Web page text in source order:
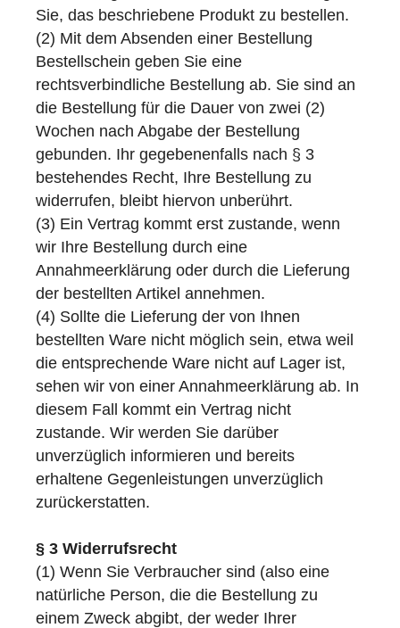
Sie, das beschriebene Produkt zu bestellen.
(2) Mit dem Absenden einer Bestellung
Bestellschein geben Sie eine
rechtsverbindliche Bestellung ab. Sie sind an
die Bestellung für die Dauer von zwei (2)
Wochen nach Abgabe der Bestellung
gebunden. Ihr gegebenenfalls nach § 3
bestehendes Recht, Ihre Bestellung zu
widerrufen, bleibt hiervon unberührt.
(3) Ein Vertrag kommt erst zustande, wenn
wir Ihre Bestellung durch eine
Annahmeerklärung oder durch die Lieferung
der bestellten Artikel annehmen.
(4) Sollte die Lieferung der von Ihnen
bestellten Ware nicht möglich sein, etwa weil
die entsprechende Ware nicht auf Lager ist,
sehen wir von einer Annahmeerklärung ab. In
diesem Fall kommt ein Vertrag nicht
zustande. Wir werden Sie darüber
unverzüglich informieren und bereits
erhaltene Gegenleistungen unverzüglich
zurückerstatten.
§ 3 Widerrufsrecht
(1) Wenn Sie Verbraucher sind (also eine
natürliche Person, die die Bestellung zu
einem Zweck abgibt, der weder Ihrer